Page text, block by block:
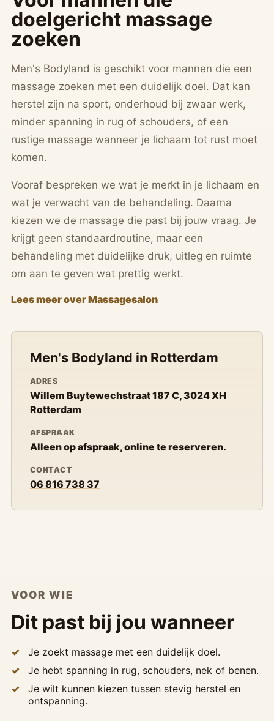
doelgericht massage
zoeken
Men's Bodyland is geschikt voor mannen die een
massage zoeken met een duidelijk doel. Dat kan
herstel zijn na sport, onderhoud bij zwaar werk,
minder spanning in rug of schouders, of een
rustige massage wanneer je lichaam tot rust moet
komen.
Vooraf bespreken we wat je merkt in je lichaam en
wat je verwacht van de behandeling. Daarna
kiezen we de massage die past bij jouw vraag. Je
krijgt geen standaardroutine, maar een
behandeling met duidelijke druk, uitleg en ruimte
om aan te geven wat prettig werkt.
Lees meer over Massagesalon
Men's Bodyland in Rotterdam
ADRES
Willem Buytewechstraat 187 C, 3024 XH
Rotterdam
AFSPRAAK
Alleen op afspraak, online te reserveren.
CONTACT
06 816 738 37
VOOR WIE
Dit past bij jou wanneer
Je zoekt massage met een duidelijk doel.
Je hebt spanning in rug, schouders, nek of benen.
Je wilt kunnen kiezen tussen stevig herstel en
ontspanning.